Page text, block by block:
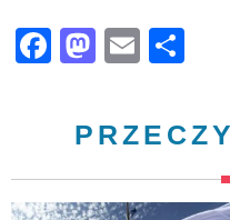
Facebook
Email